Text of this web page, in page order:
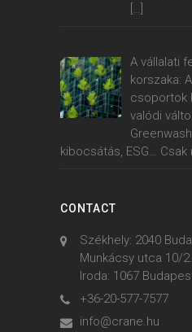
[…]
A vállalati
korszaka:
csoportok
valódi
kibocsátás, ESG… Csak
CONTACT
Székhely: 2040
Munkácsy utca 10/2.
Iroda: 1067
+36-20-577-7577
info@crane.hu